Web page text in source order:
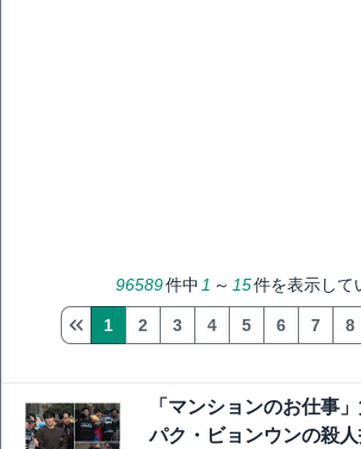
96589件中 1 ～ 15件を表示して
1 2 3 4 5 6 7 8
「マンションのお仕事
パク・ビョンウンの殺